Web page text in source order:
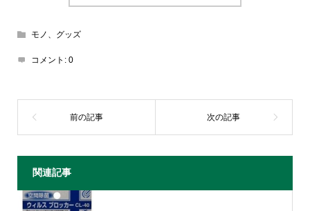
モノ、グッズ
コメント: 0
関連記事